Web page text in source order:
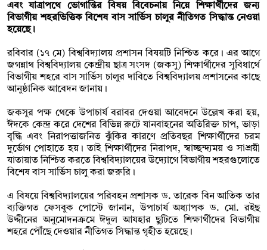
এবং যাত্রাপথে ভোগান্তির বিষয় বিবেচনায় নিয়ে শিক্ষার্থীদের জন্য
বিভাগীয় শহরভিত্তিক বিশেষ বাস সার্ভিস চালুর নীতিগত সিদ্ধান্ত নেওয়া
হয়েছে।
রবিবার (১৭ মে) বিশ্ববিদ্যালয় প্রশাসন বিষয়টি নিশ্চিত করে। এর আগে
জগন্নাথ বিশ্ববিদ্যালয় কেন্দ্রীয় ছাত্র সংসদ (জকসু) শিক্ষার্থীদের সুবিধার্থে
বিভাগীয় শহরে বাস সার্ভিস চালুর দাবিতে বিশ্ববিদ্যালয় প্রশাসনের কাছে
আনুষ্ঠানিক আবেদন জানায়।
জকসুর পক্ষ থেকে উপাচার্য বরাবর দেওয়া আবেদনে উল্লেখ করা হয়,
ঈদকে কেন্দ্র করে দেশের বিভিন্ন রুটে যানবাহনের অতিরিক্ত চাপ, ভাড়া
বৃদ্ধি এবং নিরাপত্তাজনিত ঝুঁকির কারণে প্রতিবছর শিক্ষার্থীদের চরম
দুর্ভোগ পোহাতে হয়। তাই শিক্ষার্থীদের নিরাপদ, স্বাচ্ছন্দ্যময় ও সাশ্রয়ী
যাতায়াত নিশ্চিত করতে বিশ্ববিদ্যালয়ের উদ্যোগে বিভাগীয় শহরগুলোতে
বিশেষ বাস সার্ভিস চালু করা জরুরি।
এ বিষয়ে বিশ্ববিদ্যালয়ের পরিবহন প্রশাসক ড. তারেক বিন আতিক তার
ব্যক্তিগত ফেসবুক পোস্টে জানান, উপাচার্য অধ্যাপক ড. মো. রইছ
উদ্দীনের অনুমোদনক্রমে ঈদুল আযহার ছুটিতে শিক্ষার্থীদের বিভাগীয়
শহরে পৌঁছে দেওয়ার নীতিগত সিদ্ধান্ত গৃহীত হয়েছে।